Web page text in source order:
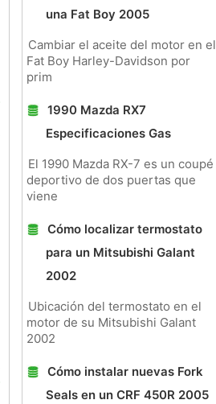
una Fat Boy 2005
Cambiar el aceite del motor en el
Fat Boy Harley-Davidson por
prim
1990 Mazda RX7
Especificaciones Gas
El 1990 Mazda RX-7 es un coupé
deportivo de dos puertas que
viene
Cómo localizar termostato
para un Mitsubishi Galant
2002
Ubicación del termostato en el
motor de su Mitsubishi Galant
2002
Cómo instalar nuevas Fork
Seals en un CRF 450R 2005